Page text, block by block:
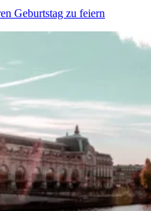
Geburtstag zu feiern